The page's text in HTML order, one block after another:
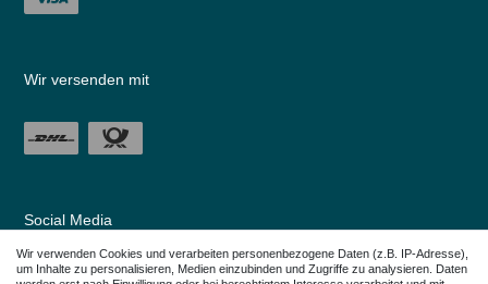
Wir versenden mit
Social Media
Wir verwenden Cookies und verarbeiten personenbezogene Daten (z.B. IP-Adresse),
um Inhalte zu personalisieren, Medien einzubinden und Zugriffe zu analysieren. Daten